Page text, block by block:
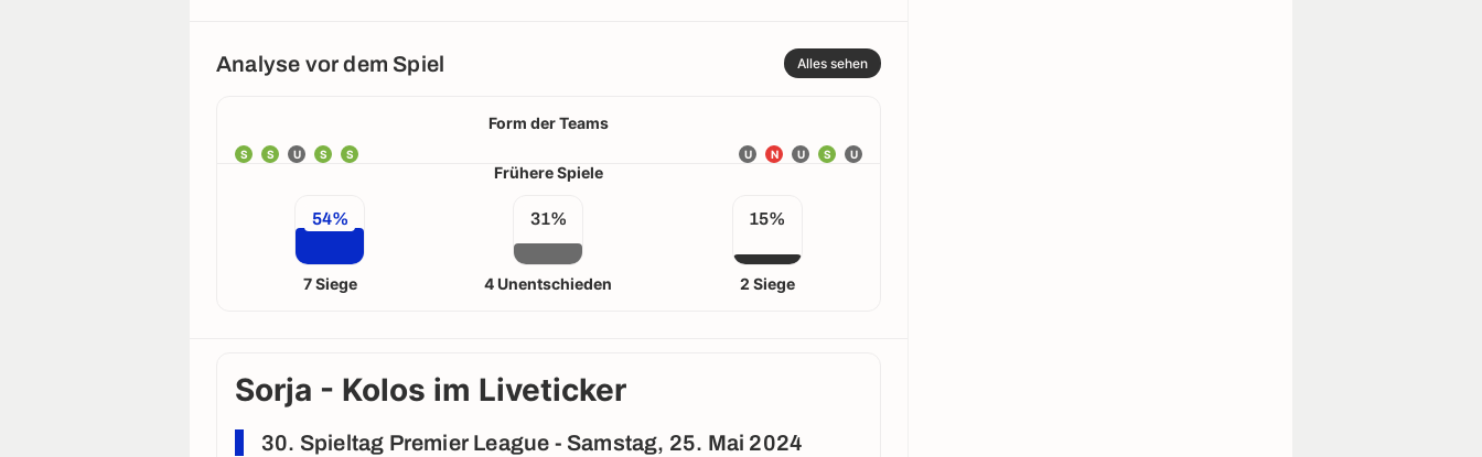
Analyse vor dem Spiel Alles sehen
Form der Teams
S S U S S U
S
U
N
U
Frühere Spiele
54%
7 Siege
31%
4 Unentschieden
15%
2 Siege
Sorja - Kolos im Liveticker
30. Spieltag Premier League - Samstag, 25. Mai 2024